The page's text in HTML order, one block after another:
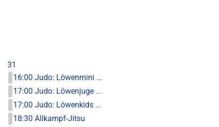
31
16:00 Judo: Löwenmini ...
17:00 Judo: Löwenjuge ...
17:00 Judo: Löwenkids ...
18:30 Allkampf-Jitsu